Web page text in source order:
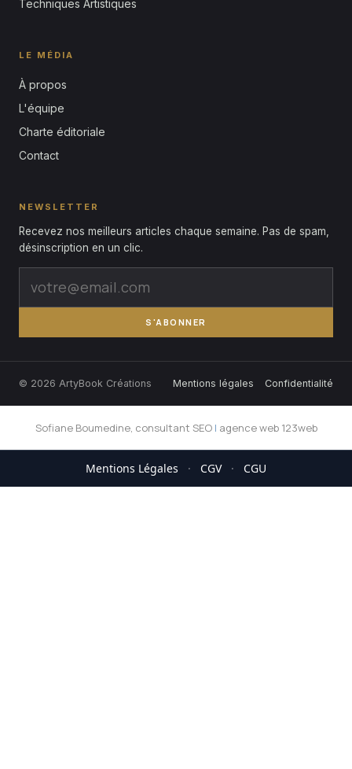
Techniques Artistiques
LE MÉDIA
À propos
L'équipe
Charte éditoriale
Contact
NEWSLETTER
Recevez nos meilleurs articles chaque semaine. Pas de spam,
désinscription en un clic.
S'ABONNER
© 2026 ArtyBook Créations Mentions légales Confidentialité
Sofiane Boumedine, consultant SEO| agence web 123web
Mentions Légales · CGV · CGU